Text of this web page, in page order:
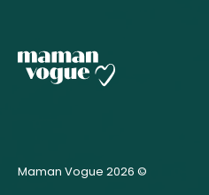
Maman Vogue 2026 ©